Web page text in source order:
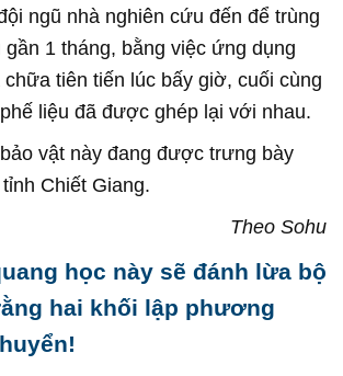
ngũ nhà nghiên cứu đến để trùng
gần 1 tháng, bằng việc ứng dụng
tiên tiến lúc bấy giờ, cuối cùng
liệu đã được ghép lại với nhau.
vật này đang được trưng bày
Chiết Giang.
Theo Sohu
học này sẽ đánh lừa bộ
hai khối lập phương